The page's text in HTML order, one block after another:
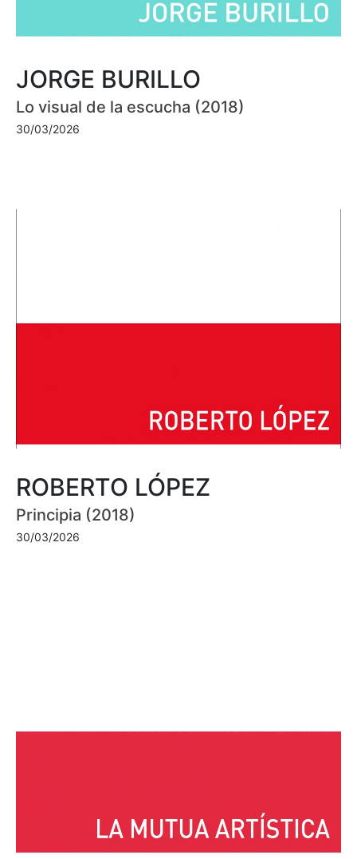
JORGE BURILLO
Lo visual de la escucha (2018)
30/03/2026
ROBERTO LÓPEZ
Principia (2018)
30/03/2026